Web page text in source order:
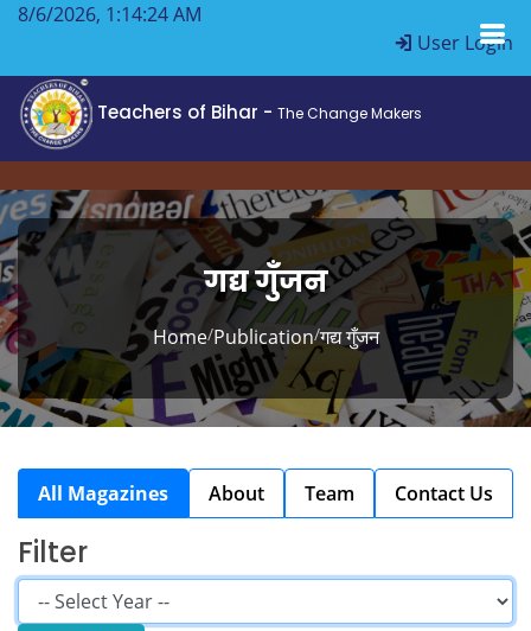
8/6/2026, 1:14:24 AM
User Login
Teachers of Bihar - The Change Makers
गद्य गुँजन
Home/Publication/गद्य गुँजन
All Magazines About Team Contact Us
Filter